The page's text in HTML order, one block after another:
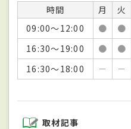
時間 月 火
09:00～12:00
● ●
16:30～19:00
● ●
16:30～18:00
－ －
取材記事